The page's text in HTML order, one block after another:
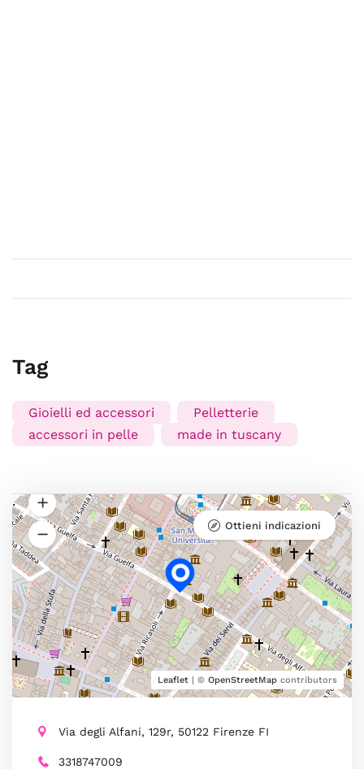
Tag
Gioielli ed accessori
Pelletterie
accessori in pelle
made in tuscany
Leaflet | © OpenStreetMap contributors
Ottieni indicazioni
Via degli Alfani, 129r, 50122 Firenze FI
3318747009